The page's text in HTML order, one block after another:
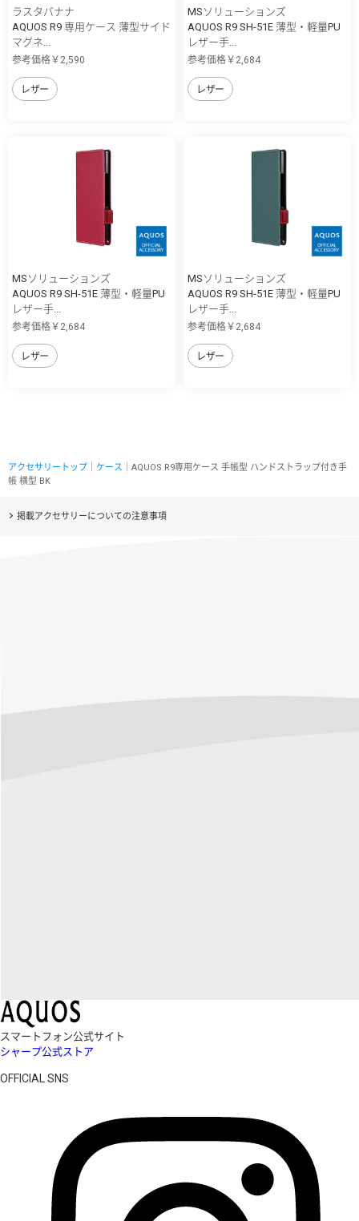
ラスタバナナ
AQUOS R9 専用ケース 薄型サイド
マグネ...
参考価格￥2,590
レザー
MSソリューションズ
AQUOS R9 SH-51E 薄型・軽量PU
レザー手...
参考価格￥2,684
レザー
MSソリューションズ
AQUOS R9 SH-51E 薄型・軽量PU
レザー手...
参考価格￥2,684
レザー
MSソリューションズ
AQUOS R9 SH-51E 薄型・軽量PU
レザー手...
参考価格￥2,684
レザー
アクセサリートップ ケース ｜AQUOS R9専用ケース 手帳型 ハンドストラップ付き手
帳 横型 BK
掲載アクセサリーについての注意事項
スマートフォン公式サイト
シャープ公式ストア
OFFICIAL SNS